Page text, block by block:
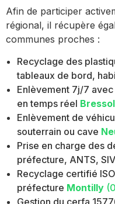
Afin de participer
régional, il récupère
communes proches :
Recyclage des
tableaux de bord,
Enlèvement 7j/7
en temps réel
Enlèvement de
souterrain ou cave
Prise en charge des
préfecture, ANTS, SIV
Recyclage certifié
préfecture Montilly